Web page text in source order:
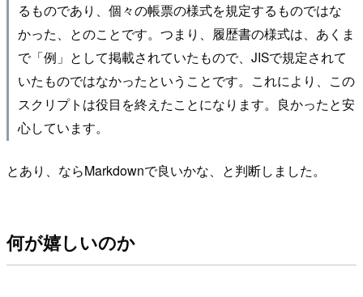
るものであり、個々の帳票の様式を規定するものではな
かった、とのことです。つまり、履歴書の様式は、あくま
で「例」として掲載されていたもので、JISで規定されて
いたものではなかったということです。これにより、この
スクリプトは役目を終えたことになります。良かったと安
心しています。
とあり、ならMarkdownで良いかな、と判断しました。
何が嬉しいのか